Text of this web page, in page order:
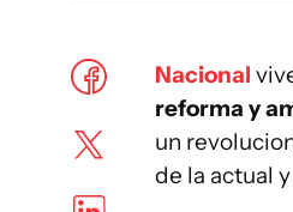
Nacional
reforma y
un
de la actual